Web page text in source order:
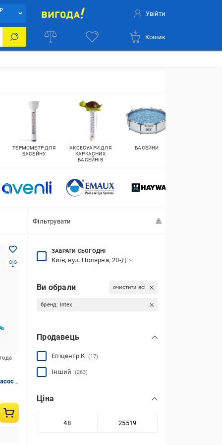
Увійти
Кошик
ТЕРМОМЕТР ДЛЯ
БАСЕЙНУ
АКСЕСУАРИ ДЛЯ
КАРКАСНИХ
БАСЕЙНІВ
БАСЕЙНИ
Фільтрувати
ЗАБРАТИ СЬОГОДНІ
Київ, вул. Полярна, 20-Д
Ви обрали очистити всі
бренд: Intex
Продавець
Епіцентр К (17)
Інший (263)
Ціна